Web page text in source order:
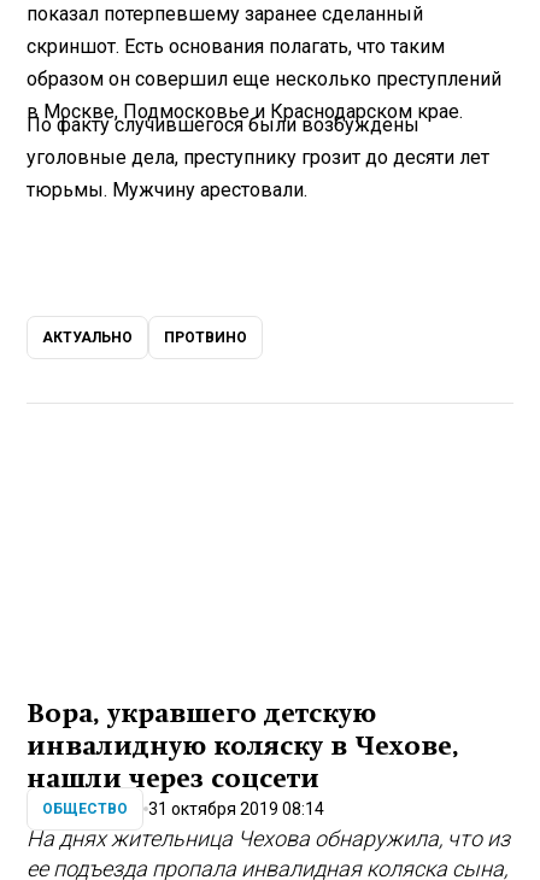
показал потерпевшему заранее сделанный
скриншот. Есть основания полагать, что таким
образом он совершил еще несколько преступлений
в Москве, Подмосковье и Краснодарском крае.
По факту случившегося были возбуждены
уголовные дела, преступнику грозит до десяти лет
тюрьмы. Мужчину арестовали.
АКТУАЛЬНО ПРОТВИНО
Вора, укравшего детскую
инвалидную коляску в Чехове,
нашли через соцсети
ОБЩЕСТВО 31 октября 2019 08:14
На днях жительница Чехова обнаружила, что из
ее подъезда пропала инвалидная коляска сына,